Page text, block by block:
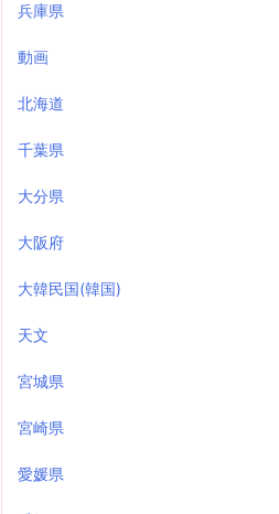
兵庫県
動画
北海道
千葉県
大分県
大阪府
大韓民国(韓国)
天文
宮城県
宮崎県
愛媛県